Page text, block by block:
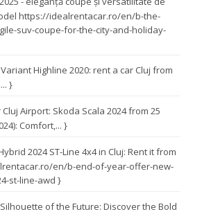
https://idealrentacar.ro/en/b-the-
suv-coupe-for-the-city-and-holiday-
Highline 2020: rent a car Cluj from
}
Airport: Skoda Scala 2024 from 25
Comfort,... }
2024 ST-Line 4x4 in Cluj: Rent it from
en/b-end-of-year-offer-new-
st-line-awd }
of the Future: Discover the Bold